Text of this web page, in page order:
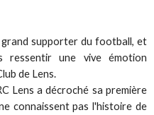
grand supporter du football, et
ressentir une vive émotion
de Lens.
Lens a décroché sa première
connaissent pas l'histoire de